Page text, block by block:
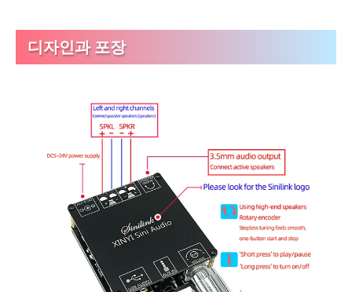
디자인과 포장